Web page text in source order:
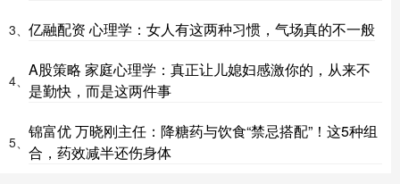
3、 亿融配资 心理学：女人有这两种习惯，气场真的不一般
4、
A股策略 家庭心理学：真正让儿媳妇感激你的，从来不
是勤快，而是这两件事
5、
锦富优 万晓刚主任：降糖药与饮食“禁忌搭配”！这5种组
合，药效减半还伤身体